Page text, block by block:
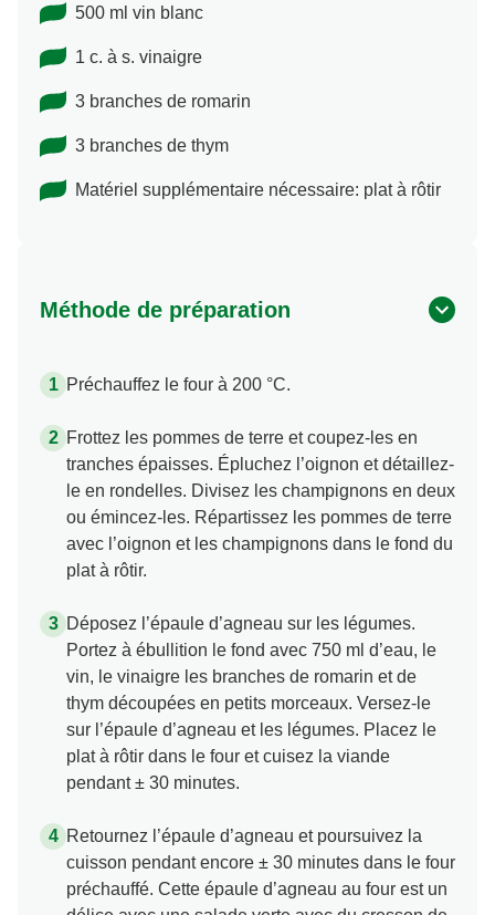
500 ml vin blanc
1 c. à s. vinaigre
3 branches de romarin
3 branches de thym
Matériel supplémentaire nécessaire: plat à rôtir
Méthode de préparation
Préchauffez le four à 200 °C.
Frottez les pommes de terre et coupez-les en
tranches épaisses. Épluchez l’oignon et détaillez-
le en rondelles. Divisez les champignons en deux
ou émincez-les. Répartissez les pommes de terre
avec l’oignon et les champignons dans le fond du
plat à rôtir.
Déposez l’épaule d’agneau sur les légumes.
Portez à ébullition le fond avec 750 ml d’eau, le
vin, le vinaigre les branches de romarin et de
thym découpées en petits morceaux. Versez-le
sur l’épaule d’agneau et les légumes. Placez le
plat à rôtir dans le four et cuisez la viande
pendant ± 30 minutes.
Retournez l’épaule d’agneau et poursuivez la
cuisson pendant encore ± 30 minutes dans le four
préchauffé. Cette épaule d’agneau au four est un